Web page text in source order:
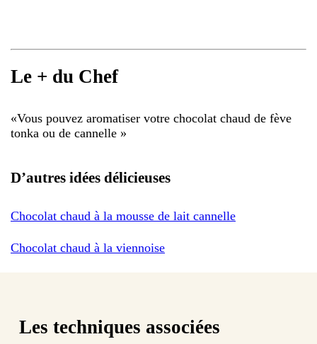
Le + du Chef
«Vous pouvez aromatiser votre chocolat chaud de fève
tonka ou de cannelle »
D’autres idées délicieuses
Chocolat chaud à la mousse de lait cannelle
Chocolat chaud à la viennoise
Les techniques associées